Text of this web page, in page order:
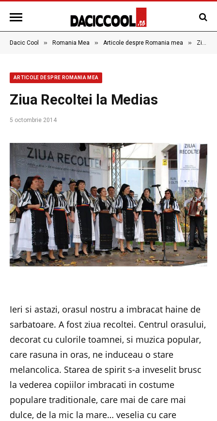
Dacic Cool » Romania Mea » Articole despre Romania mea » Ziua Recoltei la Medias
ARTICOLE DESPRE ROMANIA MEA
Ziua Recoltei la Medias
5 octombrie 2014
Ieri si astazi, orasul nostru a imbracat haine de
sarbatoare. A fost ziua recoltei. Centrul orasului,
decorat cu culorile toamnei, si muzica popular,
care rasuna in oras, ne induceau o stare
melancolica. Starea de spirit s-a inveselit brusc
la vederea copiilor imbracati in costume
populare traditionale, care mai de care mai
dulce, de la mic la mare… veselia cu care